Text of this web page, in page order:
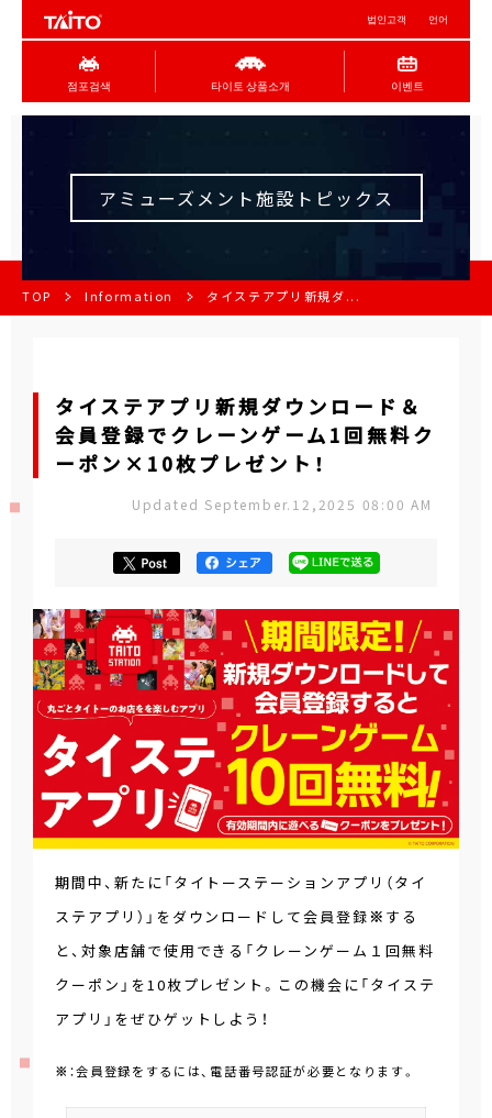
법인고객 언어
점포검색 타이토 상품소개 이벤트
アミューズメント施設トピックス
TOP Information タイステアプリ新規ダ...
タイステアプリ新規ダウンロード＆
会員登録でクレーンゲーム1回無料ク
ーポン×10枚プレゼント！
Updated September.12,2025 08:00 AM
期間中、新たに「タイトーステーションアプリ（タイ
ステアプリ）」をダウンロードして会員登録※ する
と、対象店舗で使用できる「クレーンゲーム１回無料
クーポン」を10枚プレゼント。この機会に「タイステ
アプリ」をぜひゲットしよう！
※ ：会員登録をするには、電話番号認証が必要となります。